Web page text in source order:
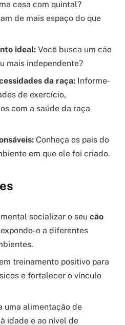
casa com quintal?
de mais espaço do que
ideal: Você busca um cão
mais independente?
da raça: Informe-
de exercício,
com a saúde da raça
Conheça os pais do
em que ele foi criado.
socializar o seu cão
o a diferentes
treinamento positivo para
e fortalecer o vínculo
uma alimentação de
idade e ao nível de